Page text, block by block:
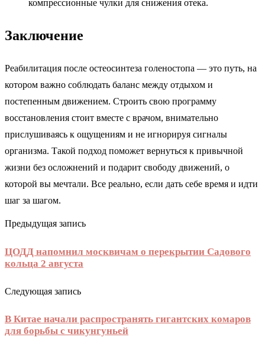
компрессионные чулки для снижения отека.
Заключение
Реабилитация после остеосинтеза голеностопа — это путь, на
котором важно соблюдать баланс между отдыхом и
постепенным движением. Строить свою программу
восстановления стоит вместе с врачом, внимательно
прислушиваясь к ощущениям и не игнорируя сигналы
организма. Такой подход поможет вернуться к привычной
жизни без осложнений и подарит свободу движений, о
которой вы мечтали. Все реально, если дать себе время и идти
шаг за шагом.
Предыдущая запись
ЦОДД напомнил москвичам о перекрытии Садового
кольца 2 августа
Следующая запись
В Китае начали распространять гигантских комаров
для борьбы с чикунгуньей